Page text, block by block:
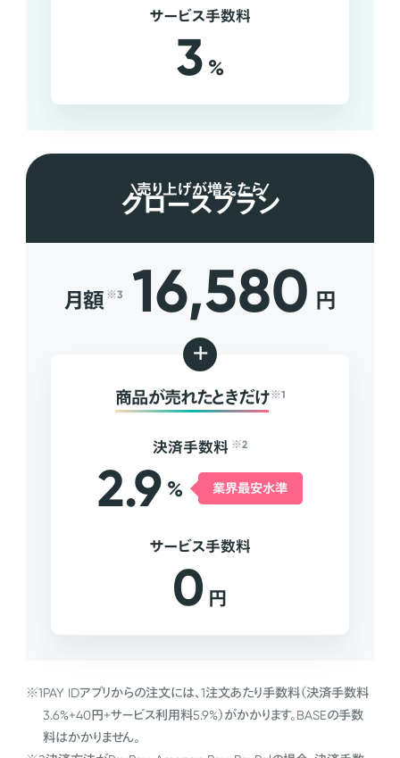
サービス手数料
3 %
売り上げが増えたら
グロースプラン
月額 ※3 16,580 円
+
商品が売れたときだけ ※1
決済手数料 ※2
2.9 % 業界最安水準
サービス手数料
0 円
※1PAY IDアプリからの注文には、1注文あたり手数料（決済手数料
3.6%+40円+サービス利用料5.9%）がかかります。BASEの手数
料はかかりません。